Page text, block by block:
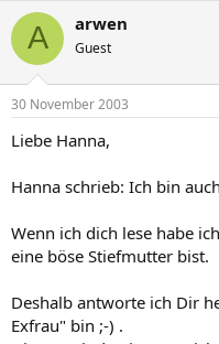
A arwen
Guest
30 November 2003
Liebe Hanna,
Hanna schrieb: Ich bin
Wenn ich dich lese habe
eine böse Stiefmutter bist.
Deshalb antworte ich Dir
Exfrau" bin ;-) .